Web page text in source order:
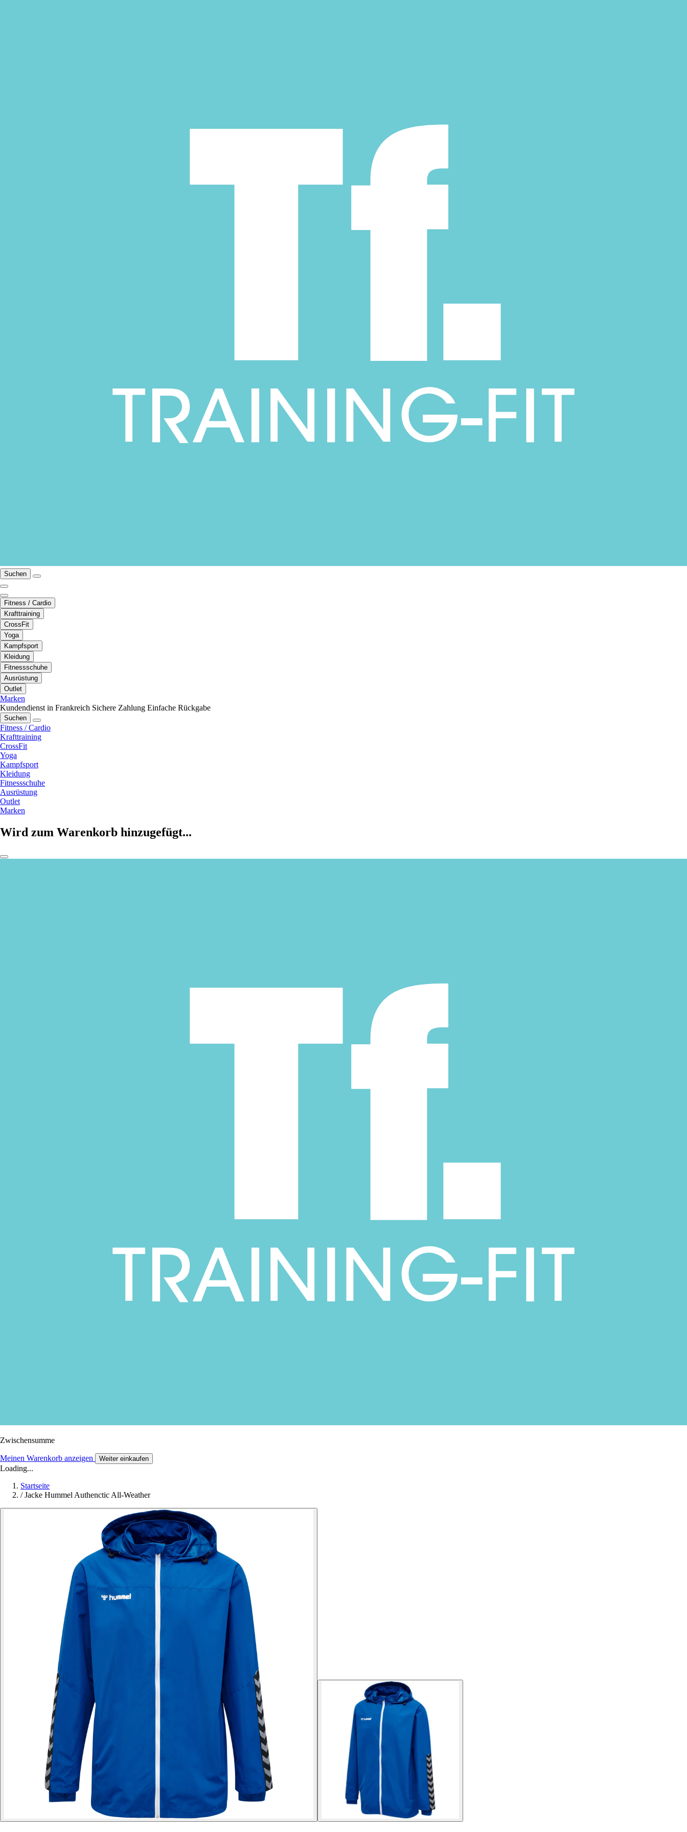
Suchen
Fitness / Cardio
Krafttraining
CrossFit
Yoga
Kampfsport
Kleidung
Fitnessschuhe
Ausrüstung
Outlet
Marken
Kundendienst in Frankreich Sichere Zahlung Einfache Rückgabe
Suchen
Fitness / Cardio
Krafttraining
CrossFit
Yoga
Kampfsport
Kleidung
Fitnessschuhe
Ausrüstung
Outlet
Marken
Wird zum Warenkorb hinzugefügt...
Zwischensumme
Meinen Warenkorb anzeigen Weiter einkaufen
Loading...
Startseite
/ Jacke Hummel Authenctic All-Weather